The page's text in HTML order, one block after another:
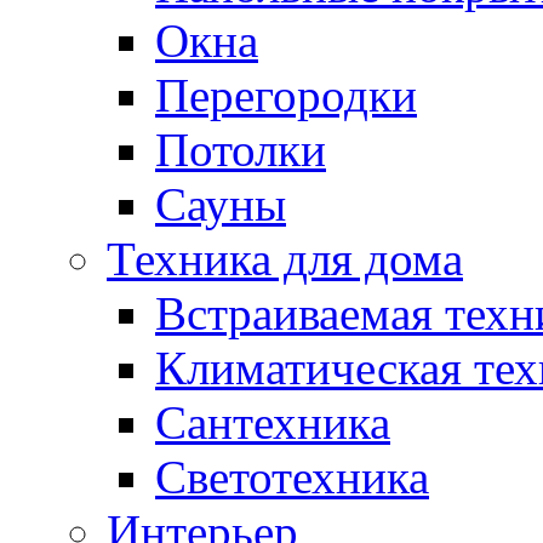
Окна
Перегородки
Потолки
Сауны
Техника для дома
Встраиваемая
Климатическая
Сантехника
Светотехника
Интерьер